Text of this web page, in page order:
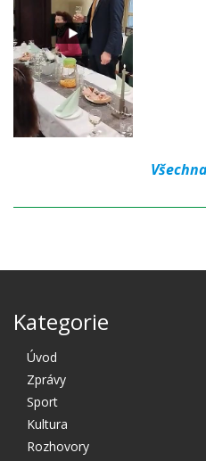
Kategorie
Úvod
Zprávy
Sport
Kultura
Rozhovory